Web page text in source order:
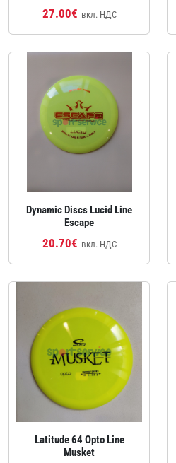
27.00€ вкл. НДС
Dynamic Discs Lucid Line
Escape
20.70€ вкл. НДС
Latitude 64 Opto Line
Musket